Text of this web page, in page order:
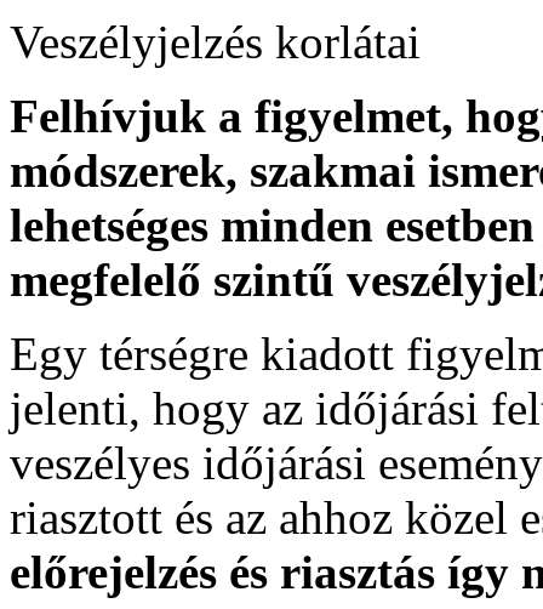
Veszélyjelzés korlátai
Felhívjuk a figyelmet,
módszerek, szakmai
lehetséges minden
megfelelő szintű
Egy térségre kiadott
jelenti, hogy az időjárási
veszélyes időjárási
riasztott és az ahhoz közel
előrejelzés és riasztás